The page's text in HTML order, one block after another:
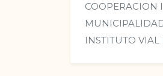
COOPERACION
INSTITUTO